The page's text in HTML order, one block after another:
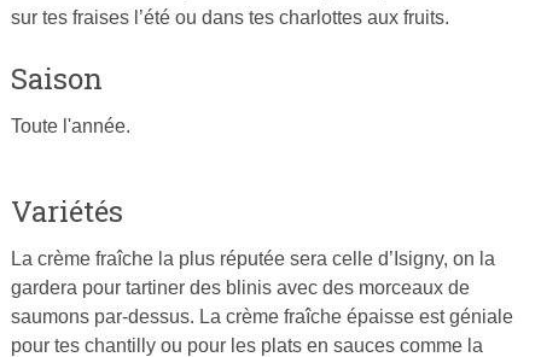
Mère
sur tes fraises l’été ou dans tes charlottes aux fruits.
Saison
Toute l'année.
Variétés
La crème fraîche la plus réputée sera celle d’Isigny, on la
gardera pour tartiner des blinis avec des morceaux de
saumons par-dessus. La crème fraîche épaisse est géniale
pour tes chantilly ou pour les plats en sauces comme la